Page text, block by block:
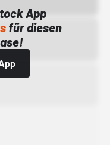
App
für diesen